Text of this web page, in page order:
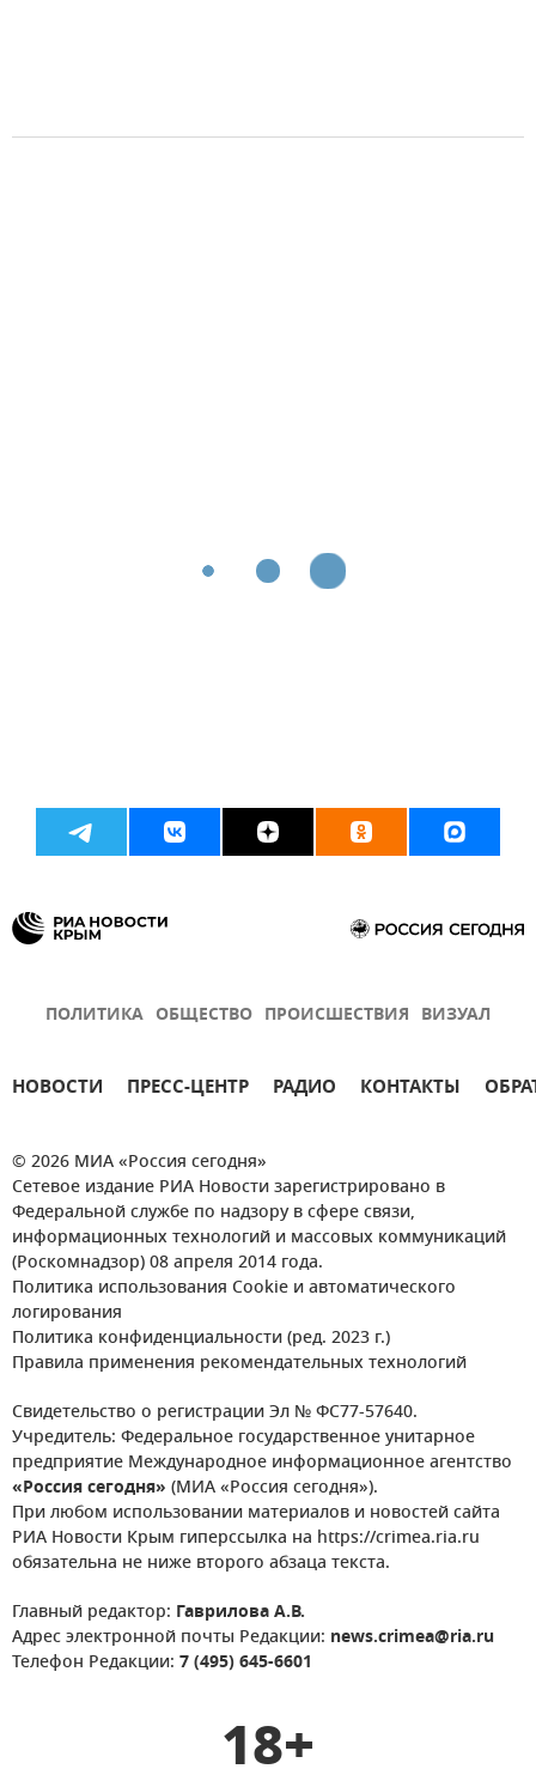
ПОЛИТИКА ОБЩЕСТВО ПРОИСШЕСТВИЯ ВИЗУАЛ
НОВОСТИ ПРЕСС-ЦЕНТР РАДИО КОНТАКТЫ
© 2026 МИА «Россия сегодня»
Сетевое издание РИА Новости зарегистрировано в
Федеральной службе по надзору в сфере связи,
информационных технологий и массовых коммуникаций
(Роскомнадзор) 08 апреля 2014 года.
Политика использования Cookie и автоматического
логирования
Политика конфиденциальности (ред. 2023 г.)
Правила применения рекомендательных технологий
Свидетельство о регистрации Эл № ФС77-57640.
Учредитель: Федеральное государственное унитарное
предприятие Международное информационное агентство
«Россия сегодня» (МИА «Россия сегодня»).
При любом использовании материалов и новостей сайта
РИА Новости Крым гиперссылка на https://crimea.ria.ru
обязательна не ниже второго абзаца текста.
Главный редактор: Гаврилова А.В.
Адрес электронной почты Редакции: news.crimea@ria.ru
Телефон Редакции: 7 (495) 645-6601
18+